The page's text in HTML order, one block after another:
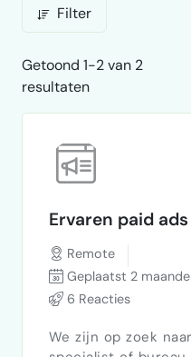
Filter
Getoond 1-2 van 2
resultaten
Ervaren paid
Remote
Geplaatst 2
6 Reacties
We zijn op zoek